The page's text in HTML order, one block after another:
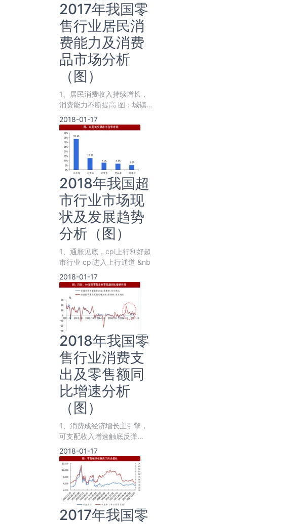
2017年我国零
售行业居民消
费能力及消费
品市场分析
（图）
1、居民消费收入持续增长，
消费能力不断提高 图：城镇
居民家庭人均收入 参考观研
天下
2018-01-17
2018年我国超
市行业市场现
状及发展趋势
分析（图）
1、通胀见底，cpi上行利好超
市行业 cpi进入上行通道 &nb
2018-01-17
2018年我国零
售行业消费支
出及零售额同
比增速分析
（图）
1、消费成经济增长主引擎，
可支配收入增速触底反弹
gdp增速缓中企稳，消费支出
贡献提
2018-01-17
2017年我国零